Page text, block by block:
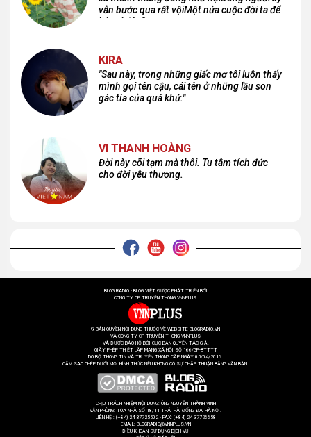
vẫn bước qua rất vộiMột nửa cuộc đời ta để
lại nơi đâu?
KIRA
"Sau này, trong những giấc mơ tôi luôn thấy
mình gọi tên cậu, cái tên ở những lầu son
gác tía của quá khứ."
VI THANH HOÀNG
Đời này cõi tạm mà thôi. Tu tâm tích đức
cho đời yêu thương.
BLOG RADIO - BLOG VIỆT ĐƯỢC PHÁT TRIỂN BỞI
CÔNG TY CP TRUYỀN THÔNG VNNPLUS.
® BẢN QUYỀN NỘI DUNG THUỘC VỀ WEBSITE BLOGRADIO.VN
VÀ CÔNG TY CP TRUYỀN THÔNG VNNPLUS
VÀ ĐƯỢC BẢO HỘ BỞI CỤC BẢN QUYỀN TÁC GIẢ.
GIẤY PHÉP THIẾT LẬP MẠNG XÃ HỘI SỐ 166/GP-BTTTT
DO BỘ THÔNG TIN VÀ TRUYỀN THÔNG CẤP NGÀY 05/04/2016.
CẤM SAO CHÉP DƯỚI MỌI HÌNH THỨC NẾU KHÔNG CÓ SỰ CHẤP THUẬN BẰNG VĂN BẢN.
CHỊU TRÁCH NHIỆM NỘI DUNG: ÔNG NGUYỄN THÀNH VINH
VĂN PHÒNG: TÒA NHÀ SỐ 18/11 THÁI HÀ, ĐỐNG ĐA, HÀ NỘI.
LIÊN HỆ : (+84) 24 37725502 - FAX: (+84) 24 37726658
EMAIL: BLOGRADIO@VNNPLUS.VN
ĐIỀU KHOẢN SỬ DỤNG DỊCH VỤ